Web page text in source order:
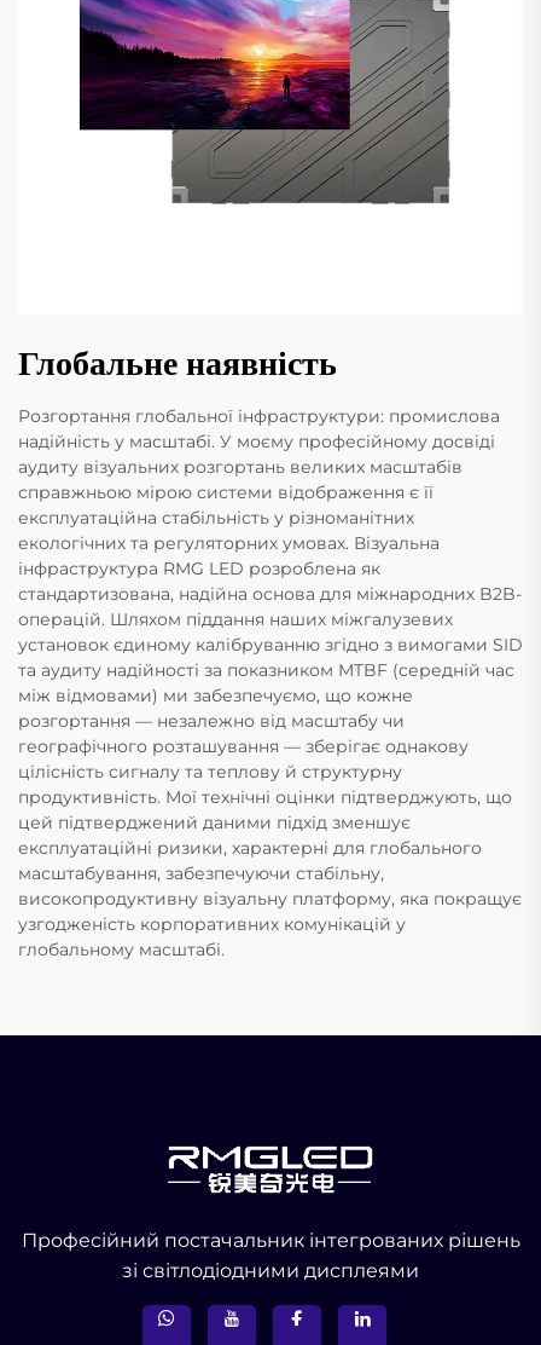
Глобальне наявність
Розгортання глобальної інфраструктури: промислова
надійність у масштабі. У моєму професійному досвіді
аудиту візуальних розгортань великих масштабів
справжньою мірою системи відображення є її
експлуатаційна стабільність у різноманітних
екологічних та регуляторних умовах. Візуальна
інфраструктура RMG LED розроблена як
стандартизована, надійна основа для міжнародних B2B-
операцій. Шляхом піддання наших міжгалузевих
установок єдиному калібруванню згідно з вимогами SID
та аудиту надійності за показником MTBF (середній час
між відмовами) ми забезпечуємо, що кожне
розгортання — незалежно від масштабу чи
географічного розташування — зберігає однакову
цілісність сигналу та теплову й структурну
продуктивність. Мої технічні оцінки підтверджують, що
цей підтверджений даними підхід зменшує
експлуатаційні ризики, характерні для глобального
масштабування, забезпечуючи стабільну,
високопродуктивну візуальну платформу, яка покращує
узгодженість корпоративних комунікацій у
глобальному масштабі.
Професійний постачальник інтегрованих рішень
зі світлодіодними дисплеями